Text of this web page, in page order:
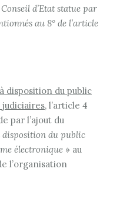
d’Etat statue par
au 8° de l’article
disposition du public
, l’article 4
par l’ajout du
disposition du public
électronique » au
l’organisation